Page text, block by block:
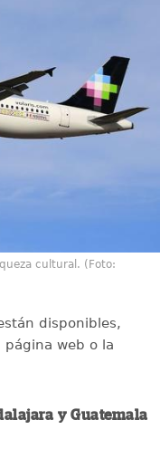
cultural. (Foto:
disponibles,
web o la
y Guatemala